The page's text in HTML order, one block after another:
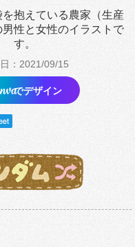
抱えている農家（生産
性と女性のイラストで
す。
：2021/09/15
でデザイン